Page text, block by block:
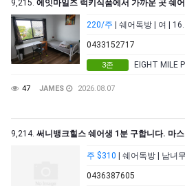
9,215. 에잇마일즈 럭키식품에서 가까운 곳 쉐어
220/주 | 쉐어독방 | 여 |
0433152717
3존 EIGHT MILE
47 JAMES 2026.08.07
9,214. 써니뱅크힐스 쉐어생 1분 구합니다. 마
주 $310 | 쉐어독방 | 남녀
0436387605